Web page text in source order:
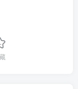
、信息互通的低空
我国低空经济不断发
支撑低空智联网建